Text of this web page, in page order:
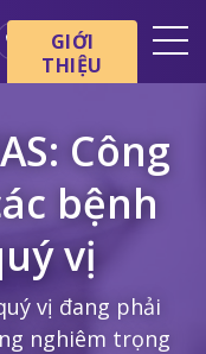
GIỚI
THIỆU
Công
bệnh
vị
vị đang phải
nghiêm trọng